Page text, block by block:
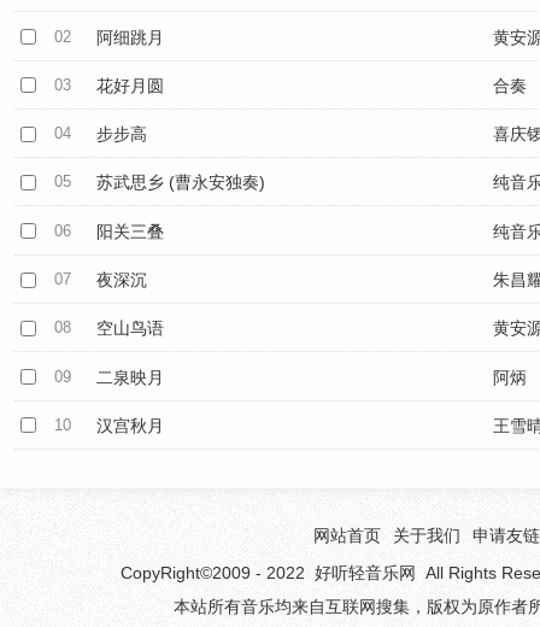
02 阿细跳月 黄安
03 花好月圆 合奏
04 步步高 喜庆
05 苏武思乡 (曹永安独奏) 纯音
06 阳关三叠 纯音
07 夜深沉 朱昌
08 空山鸟语 黄安
09 二泉映月 阿炳
10 汉宫秋月 王雪
网站首页 关于我们
申请友链
CopyRight©2009 - 2022 好听轻音乐网
All Rights
本站所有音乐均来自互联网搜集，版权为原作者